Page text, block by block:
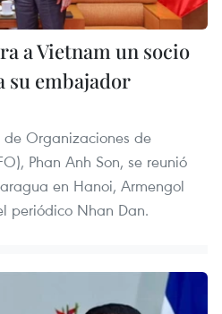
a Vietnam un socio
embajador
Organizaciones de
Phan Anh Son, se reunió
en Hanoi, Armengol
periódico Nhan Dan.